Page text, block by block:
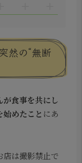
然の“無断
食事を共にし
めたこと にあ
店は撮影禁止で